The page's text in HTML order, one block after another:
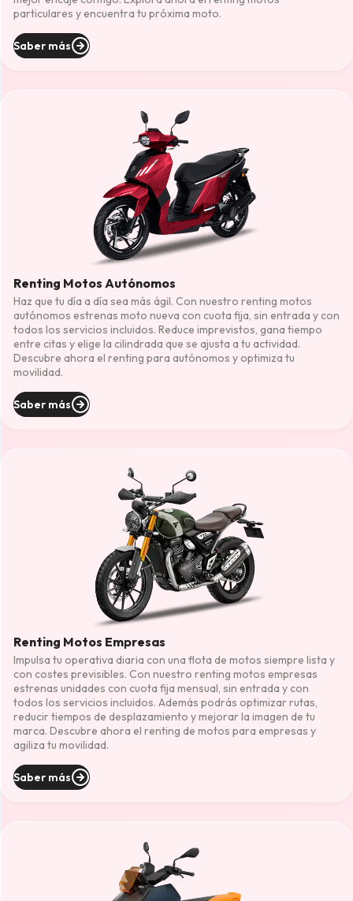
particulares y encuentra tu próxima moto.
Saber más
Renting Motos Autónomos
Haz que tu día a día sea más ágil. Con nuestro renting motos
autónomos estrenas moto nueva con cuota fija, sin entrada y con
todos los servicios incluidos. Reduce imprevistos, gana tiempo
entre citas y elige la cilindrada que se ajusta a tu actividad.
Descubre ahora el renting para autónomos y optimiza tu
movilidad.
Saber más
Renting Motos Empresas
Impulsa tu operativa diaria con una flota de motos siempre lista y
con costes previsibles. Con nuestro renting motos empresas
estrenas unidades con cuota fija mensual, sin entrada y con
todos los servicios incluidos. Además podrás optimizar rutas,
reducir tiempos de desplazamiento y mejorar la imagen de tu
marca. Descubre ahora el renting de motos para empresas y
agiliza tu movilidad.
Saber más